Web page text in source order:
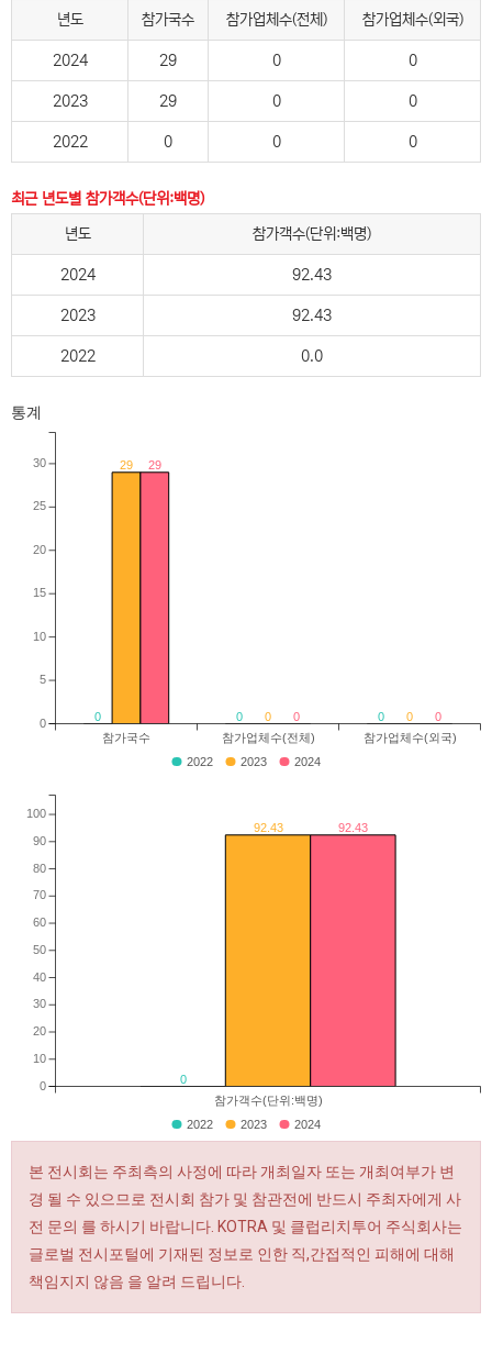
년도
참가국수 참가업체수(전체) 참가업체수(외국)
2024 29 0 0
2023 29 0 0
2022 0 0 0
최근 년도별 참가객수(단위:백명)
년도
참가객수(단위:백명)
2024 92.43
2023 92.43
2022 0.0
통계
0 0 0
29
0 0
29
0 0
참가국수 참가업체수(전체) 참가업체수(외국)
0
5
10
15
20
25
30
2022 2023 2024
0
92.43 92.43
참가객수(단위:백명)
0
10
20
30
40
50
60
70
80
90
100
2022 2023 2024
본 전시회는 주최측의 사정에 따라 개최일자 또는 개최여부가 변
경 될 수 있으므로 전시회 참가 및 참관전에 반드시 주최자에게 사
전 문의 를 하시기 바랍니다. KOTRA 및 클럽리치투어 주식회사는
글로벌 전시포털에 기재된 정보로 인한 직,간접적인 피해에 대해
책임지지 않음 을 알려 드립니다.